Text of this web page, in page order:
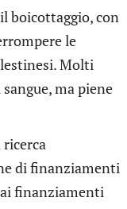
boicottaggio, con
le
Molti
ma piene
di finanziamenti
finanziamenti